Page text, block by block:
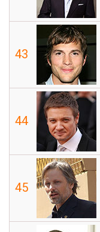
43
44
45